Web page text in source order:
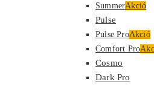
SummerAkció
Pulse
Pulse ProAkció
Comfort Pro
Cosmo
Dark Pro